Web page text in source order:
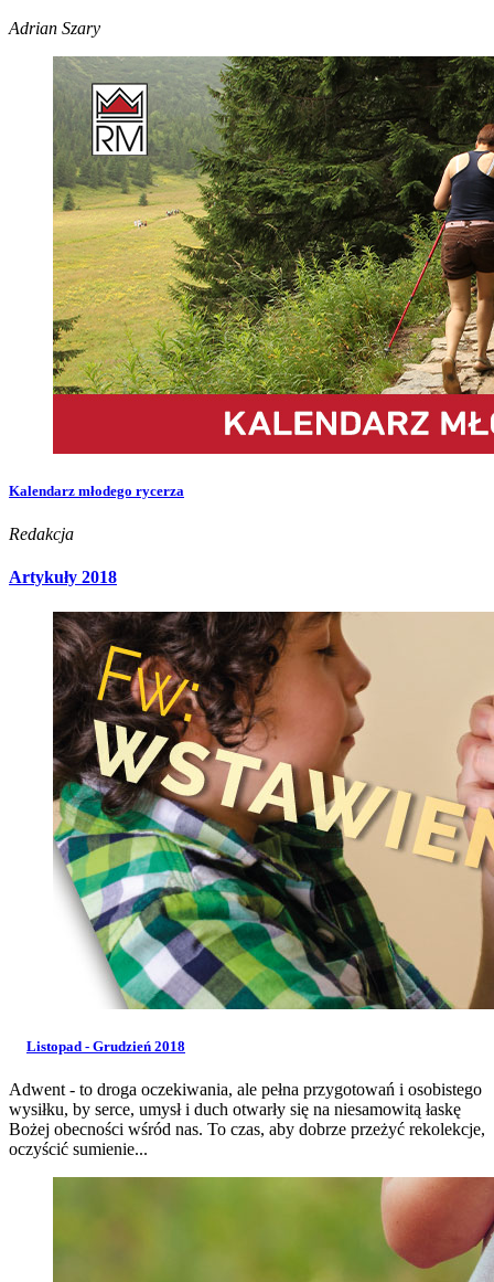
Adrian Szary
Kalendarz młodego rycerza
Redakcja
Artykuły 2018
Listopad - Grudzień 2018
Adwent - to droga oczekiwania, ale pełna przygotowań i osobistego
wysiłku, by serce, umysł i duch otwarły się na niesamowitą łaskę
Bożej obecności wśród nas. To czas, aby dobrze przeżyć rekolekcje,
oczyścić sumienie...